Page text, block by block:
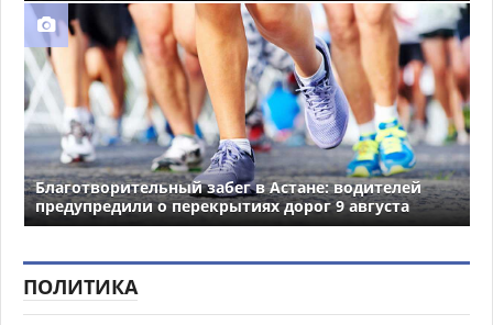
Благотворительный забег в Астане: водителей
предупредили о перекрытиях дорог 9 августа
ПОЛИТИКА